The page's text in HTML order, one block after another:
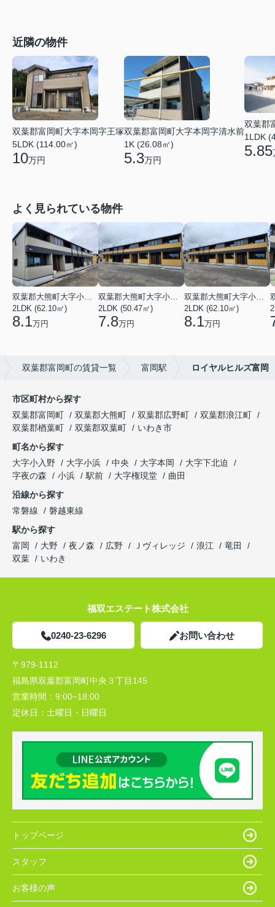
近隣の物件
双葉郡富岡町大字本岡字王塚
5LDK (114.00㎡)
10万円
双葉郡富岡町大字本岡字清水前
1K (26.08㎡)
5.3万円
双葉郡
1LDK
5.85
よく見られている物件
双葉郡大熊町大字小入野字西大和久
2LDK (62.10㎡)
8.1万円
双葉郡大熊町大字小入野字西大和久
2LDK (50.47㎡)
7.8万円
双葉郡大熊町大字小入野字西大和久
2LDK (62.10㎡)
8.1万円
双葉郡富岡町の賃貸一覧 富岡駅 ロイヤルヒルズ富岡
市区町村から探す
双葉郡富岡町
双葉郡大熊町 双葉郡広野町
双葉郡浪江町
双葉郡楢葉町
双葉郡双葉町
いわき市
町名から探す
大字小入野
大字小浜 中央 大字本岡
大字下北迫
字夜の森
小浜 駅前 大字権現堂
曲田
沿線から探す
常磐線
磐越東線
駅から探す
富岡
大野 夜ノ森 広野 Ｊヴィレッジ 浪江
竜田
双葉
いわき
福双エステート株式会社
0240-23-6296 お問い合わせ
〒979-1112
福島県双葉郡富岡町中央３丁目145
営業時間： 9:00~18:00
定休日： 土曜日・日曜日
トップページ
スタッフ
お客様の声